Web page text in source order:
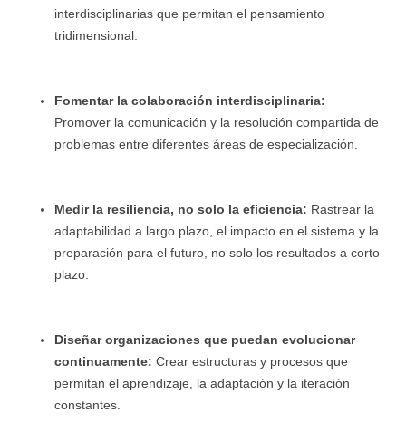
interdisciplinarias que permitan el pensamiento
tridimensional.
Fomentar la colaboración interdisciplinaria:
Promover la comunicación y la resolución compartida de
problemas entre diferentes áreas de especialización.
Medir la resiliencia, no solo la eficiencia: Rastrear la
adaptabilidad a largo plazo, el impacto en el sistema y la
preparación para el futuro, no solo los resultados a corto
plazo.
Diseñar organizaciones que puedan evolucionar
continuamente: Crear estructuras y procesos que
permitan el aprendizaje, la adaptación y la iteración
constantes.